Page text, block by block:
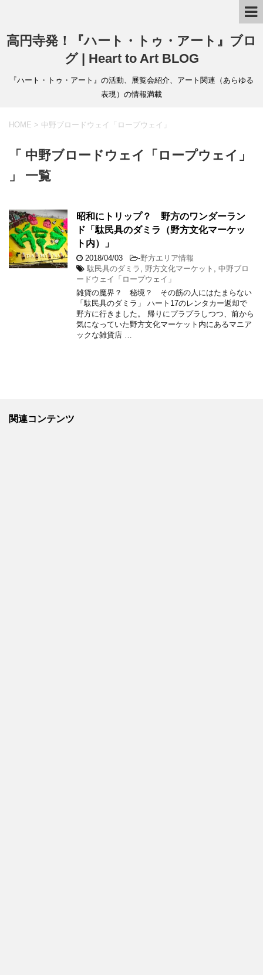
高円寺発！『ハート・トゥ・アート』ブロ
グ | Heart to Art BLOG
『ハート・トゥ・アート』の活動、展覧会紹介、アート関連（あらゆる
表現）の情報満載
HOME > 中野ブロードウェイ「ロープウェイ」
「 中野ブロードウェイ「ロープウェイ」
」 一覧
昭和にトリップ？ 野方のワンダーラン
ド「駄民具のダミラ（野方文化マーケッ
ト内）」
2018/04/03 -野方エリア情報
駄民具のダミラ
野方文化マーケット
中野ブロ
ードウェイ「ロープウェイ」
雑貨の魔界？ 秘境？ その筋の人にはたまらない
「駄民具のダミラ」 ハート17のレンタカー返却で
野方に行きました。 帰りにプラプラしつつ、前から
気になっていた野方文化マーケット内にあるマニア
ックな雑貨店 …
関連コンテンツ